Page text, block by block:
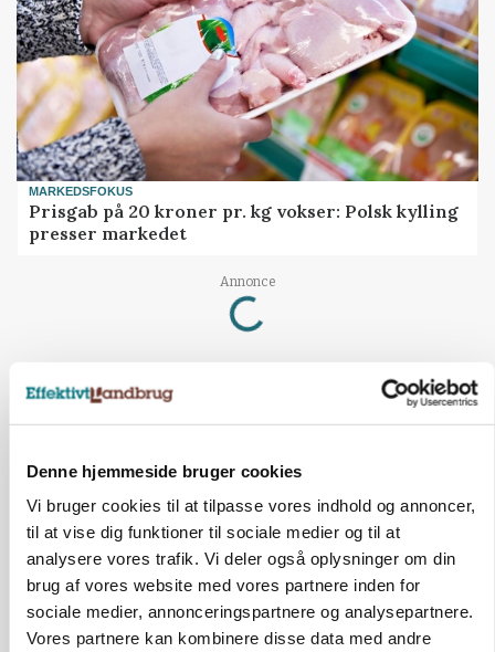
Denne hjemmeside bruger cookies
Vi bruger cookies til at tilpasse vores indhold og annoncer,
til at vise dig funktioner til sociale medier og til at
analysere vores trafik. Vi deler også oplysninger om din
brug af vores website med vores partnere inden for
sociale medier, annonceringspartnere og analysepartnere.
Vores partnere kan kombinere disse data med andre
MARKEDSFOKUS
Prisgab på 20 kroner pr. kg vokser: Polsk kylling
presser markedet
Annonce
Loading...